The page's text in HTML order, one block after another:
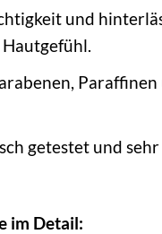
und
Paraffinen
getestet und
im Detail: